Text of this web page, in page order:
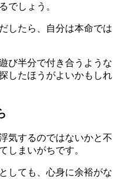
でしょう。
したら、自分は本命では
び半分で付き合うような
したほうがよいかもしれ
気するのではないかと不
しまいがちです。
しても、心身に余裕がな